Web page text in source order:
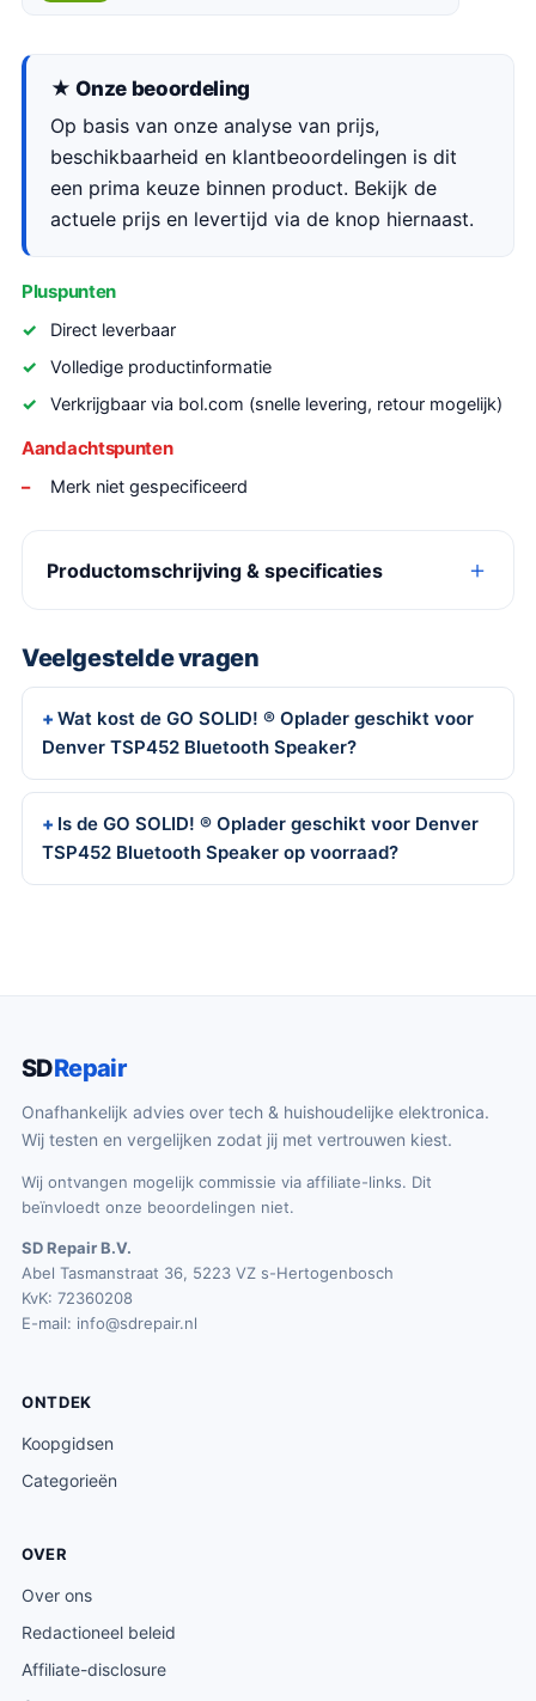
★ Onze beoordeling
Op basis van onze analyse van prijs,
beschikbaarheid en klantbeoordelingen is dit
een prima keuze binnen product. Bekijk de
actuele prijs en levertijd via de knop hiernaast.
Pluspunten
Direct leverbaar
Volledige productinformatie
Verkrijgbaar via bol.com (snelle levering, retour mogelijk)
Aandachtspunten
Merk niet gespecificeerd
Productomschrijving & specificaties
Veelgestelde vragen
Wat kost de GO SOLID! ® Oplader geschikt voor
Denver TSP452 Bluetooth Speaker?
Is de GO SOLID! ® Oplader geschikt voor Denver
TSP452 Bluetooth Speaker op voorraad?
SDRepair
Onafhankelijk advies over tech & huishoudelijke elektronica.
Wij testen en vergelijken zodat jij met vertrouwen kiest.
Wij ontvangen mogelijk commissie via affiliate-links. Dit
beïnvloedt onze beoordelingen niet.
SD Repair B.V.
Abel Tasmanstraat 36, 5223 VZ s-Hertogenbosch
KvK: 72360208
E-mail: info@sdrepair.nl
ONTDEK
Koopgidsen
Categorieën
OVER
Over ons
Redactioneel beleid
Affiliate-disclosure